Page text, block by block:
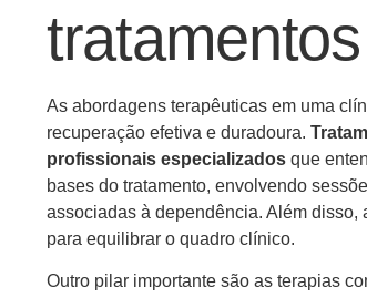
As abordagens terapêuticas em uma
recuperação efetiva e duradoura.
profissionais especializados que
bases do tratamento, envolvendo
associadas à dependência. Além
para equilibrar o quadro clínico.
Outro pilar importante são as terapias